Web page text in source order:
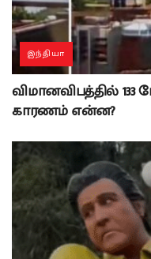
இந்தியா
விமானவிபத்தில் 133
காரணம் என்ன?